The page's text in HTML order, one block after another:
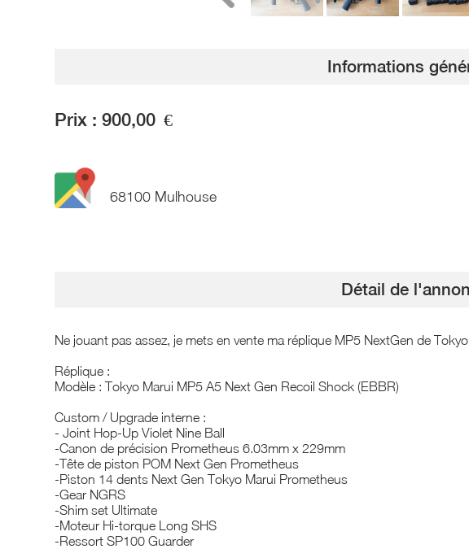
Informations
Prix : 900,00 €
68100 Mulhouse
Détail de
Ne jouant pas assez, je mets en vente ma réplique MP5 NextGen de
Réplique :
Modèle : Tokyo Marui MP5 A5 Next Gen Recoil Shock (EBBR)
Custom / Upgrade interne :
- Joint Hop-Up Violet Nine Ball
-Canon de précision Prometheus 6.03mm x 229mm
-Tête de piston POM Next Gen Prometheus
-Piston 14 dents Next Gen Tokyo Marui Prometheus
-Gear NGRS
-Shim set Ultimate
-Moteur Hi-torque Long SHS
-Ressort SP100 Guarder